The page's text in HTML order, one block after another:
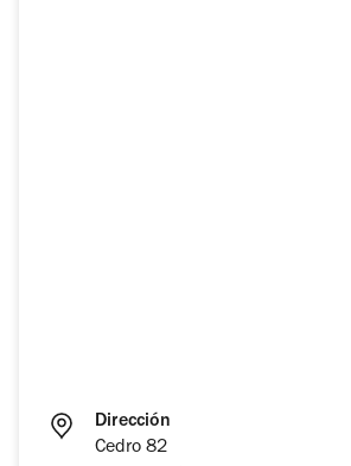
Dirección
Cedro 82